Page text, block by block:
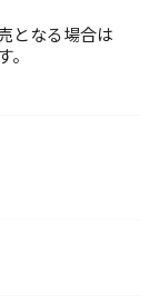
となる場合は
。